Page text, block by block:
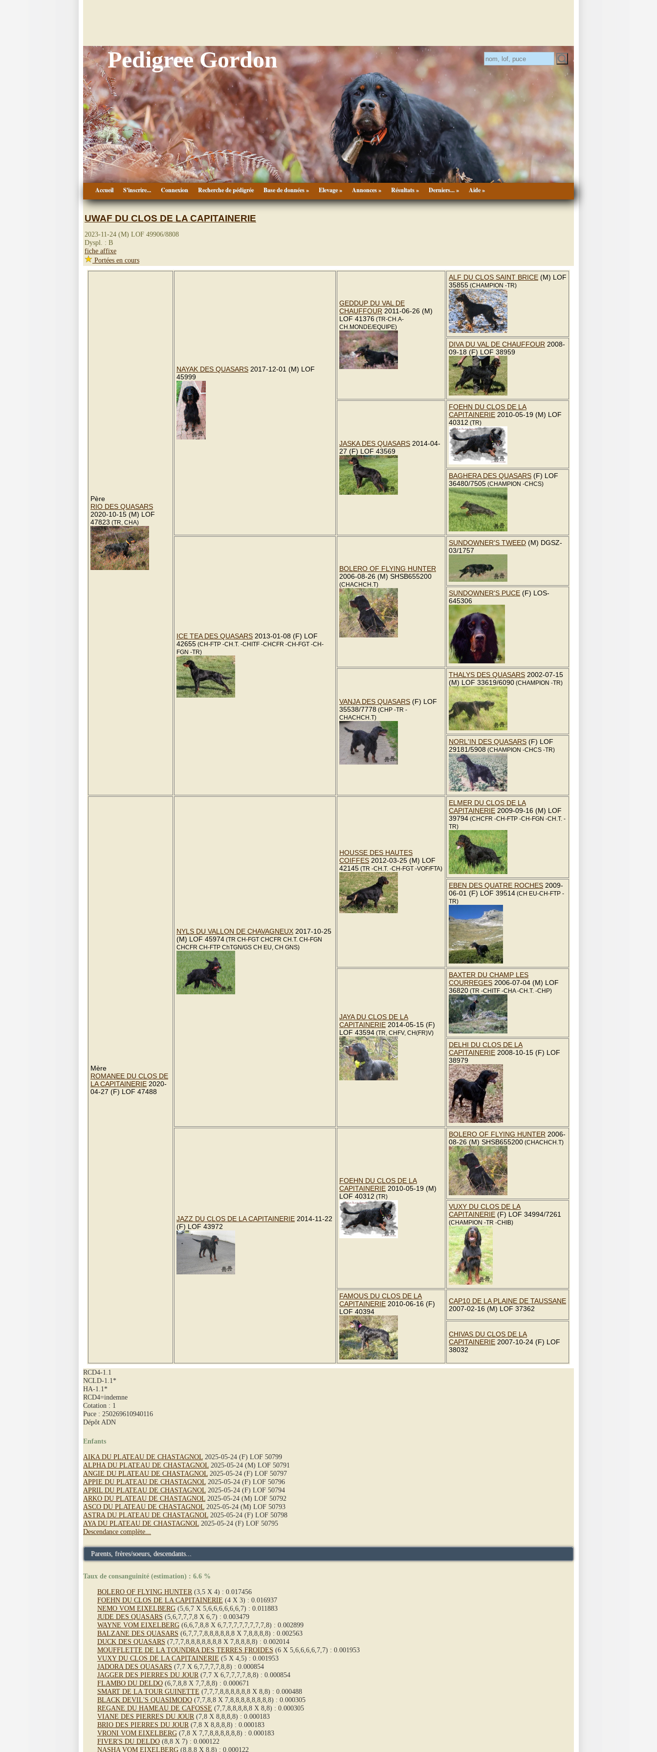
Pedigree Gordon
Accueil S'inscrire... Connexion Recherche de pédigrée Base de données » Elevage » Annonces » Résultats » Derniers... » Aide »
UWAF DU CLOS DE LA CAPITAINERIE
2023-11-24 (M) LOF 49906/8808
Dyspl. : B
fiche affixe
Portées en cours
Père
RIO DES QUASARS
2020-10-15 (M) LOF
47823 (TR, CHA)
NAYAK DES QUASARS 2017-12-01 (M) LOF
45999
GEDDUP DU VAL DE
CHAUFFOUR 2011-06-26 (M)
LOF 41376 (TR-CH.A-
CH.MONDE/EQUIPE)
ALF DU CLOS SAINT BRICE (M) LOF
35855 (CHAMPION -TR)
DIVA DU VAL DE CHAUFFOUR 2008-
09-18 (F) LOF 38959
JASKA DES QUASARS 2014-04-
27 (F) LOF 43569
FOEHN DU CLOS DE LA
CAPITAINERIE 2010-05-19 (M) LOF
40312 (TR)
BAGHERA DES QUASARS (F) LOF
36480/7505 (CHAMPION -CHCS)
ICE TEA DES QUASARS 2013-01-08 (F) LOF
42655 (CH-FTP -CH.T. -CHITF -CHCFR -CH-FGT -CH-
FGN -TR)
BOLERO OF FLYING HUNTER
2006-08-26 (M) SHSB655200
(CHACHCH.T)
SUNDOWNER'S TWEED (M) DGSZ-
03/1757
SUNDOWNER'S PUCE (F) LOS-
645306
VANJA DES QUASARS (F) LOF
35538/7778 (CHP -TR -
CHACHCH.T)
THALYS DES QUASARS 2002-07-15
(M) LOF 33619/6090 (CHAMPION -TR)
NORL'IN DES QUASARS (F) LOF
29181/5908 (CHAMPION -CHCS -TR)
Mère
ROMANEE DU CLOS DE
LA CAPITAINERIE 2020-
04-27 (F) LOF 47488
NYLS DU VALLON DE CHAVAGNEUX 2017-10-25
(M) LOF 45974 (TR CH-FGT CHCFR CH.T. CH-FGN
CHCFR CH-FTP ChTGN/GS CH EU, CH GNS)
HOUSSE DES HAUTES
COIFFES 2012-03-25 (M) LOF
42145 (TR -CH.T. -CH-FGT -VOF/FTA)
ELMER DU CLOS DE LA
CAPITAINERIE 2009-09-16 (M) LOF
39794 (CHCFR -CH-FTP -CH-FGN -CH.T. -
TR)
EBEN DES QUATRE ROCHES 2009-
06-01 (F) LOF 39514 (CH EU-CH-FTP -
TR)
JAYA DU CLOS DE LA
CAPITAINERIE 2014-05-15 (F)
LOF 43594 (TR, CHFV, CH(FR)V)
BAXTER DU CHAMP LES
COURREGES 2006-07-04 (M) LOF
36820 (TR -CHITF -CHA -CH.T. -CHP)
DELHI DU CLOS DE LA
CAPITAINERIE 2008-10-15 (F) LOF
38979
JAZZ DU CLOS DE LA CAPITAINERIE 2014-11-22
(F) LOF 43972
FOEHN DU CLOS DE LA
CAPITAINERIE 2010-05-19 (M)
LOF 40312 (TR)
BOLERO OF FLYING HUNTER 2006-
08-26 (M) SHSB655200 (CHACHCH.T)
VUXY DU CLOS DE LA
CAPITAINERIE (F) LOF 34994/7261
(CHAMPION -TR -CHIB)
FAMOUS DU CLOS DE LA
CAPITAINERIE 2010-06-16 (F)
LOF 40394
CAP10 DE LA PLAINE DE TAUSSANE
2007-02-16 (M) LOF 37362
CHIVAS DU CLOS DE LA
CAPITAINERIE 2007-10-24 (F) LOF
38032
RCD4-1.1
NCLD-1.1*
HA-1.1*
RCD4=indemne
Cotation : 1
Puce : 250269610940116
Dépôt ADN
Enfants
AIKA DU PLATEAU DE CHASTAGNOL 2025-05-24 (F) LOF 50799
ALPHA DU PLATEAU DE CHASTAGNOL 2025-05-24 (M) LOF 50791
ANGIE DU PLATEAU DE CHASTAGNOL 2025-05-24 (F) LOF 50797
APPIE DU PLATEAU DE CHASTAGNOL 2025-05-24 (F) LOF 50796
APRIL DU PLATEAU DE CHASTAGNOL 2025-05-24 (F) LOF 50794
ARKO DU PLATEAU DE CHASTAGNOL 2025-05-24 (M) LOF 50792
ASCO DU PLATEAU DE CHASTAGNOL 2025-05-24 (M) LOF 50793
ASTRA DU PLATEAU DE CHASTAGNOL 2025-05-24 (F) LOF 50798
AYA DU PLATEAU DE CHASTAGNOL 2025-05-24 (F) LOF 50795
Descendance complète...
Parents, frères/soeurs, descendants...
Taux de consanguinité (estimation) : 6.6 %
BOLERO OF FLYING HUNTER (3,5 X 4) : 0.017456
FOEHN DU CLOS DE LA CAPITAINERIE (4 X 3) : 0.016937
NEMO VOM EIXELBERG(5,6,7 X 5,6,6,6,6,6,6,7) : 0.011883
JUDE DES QUASARS (5,6,7,7,7,8 X 6,7) : 0.003479
WAYNE VOM EIXELBERG(6,6,7,8,8 X 6,7,7,7,7,7,7,7,7,8) : 0.002899
BALZANE DES QUASARS (6,7,7,7,8,8,8,8,8,8 X 7,8,8,8,8) : 0.002563
DUCK DES QUASARS (7,7,7,8,8,8,8,8,8,8 X 7,8,8,8,8) : 0.002014
MOUFFLETTE DE LA TOUNDRA DES TERRES FROIDES (6 X 5,6,6,6,6,7,7) : 0.001953
VUXY DU CLOS DE LA CAPITAINERIE (5 X 4,5) : 0.001953
JADORA DES QUASARS (7,7 X 6,7,7,7,7,8,8) : 0.000854
JAGGER DES PIERRES DU JOUR (7,7 X 6,7,7,7,7,8,8) : 0.000854
FLAMBO DU DELDO(6,7,8,8 X 7,7,8,8) : 0.000671
SMART DE LA TOUR GUINETTE (7,7,7,8,8,8,8,8,8 X 8,8) : 0.000488
BLACK DEVIL'S QUASIMODO(7,7,8,8 X 7,8,8,8,8,8,8,8,8) : 0.000305
REGANE DU HAMEAU DE CAFOSSE (7,7,8,8,8,8,8 X 8,8) : 0.000305
VIANE DES PIERRES DU JOUR (7,8 X 8,8,8,8) : 0.000183
BRIO DES PIERRES DU JOUR (7,8 X 8,8,8,8) : 0.000183
VRONI VOM EIXELBERG(7,8 X 7,7,8,8,8,8,8,8) : 0.000183
FIVER'S DU DELDO(8,8 X 7) : 0.000122
NASHA VOM EIXELBERG(8,8,8 X 8,8) : 0.000122